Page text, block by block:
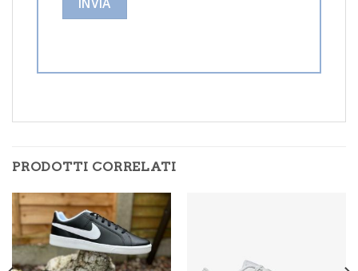
PRODOTTI CORRELATI